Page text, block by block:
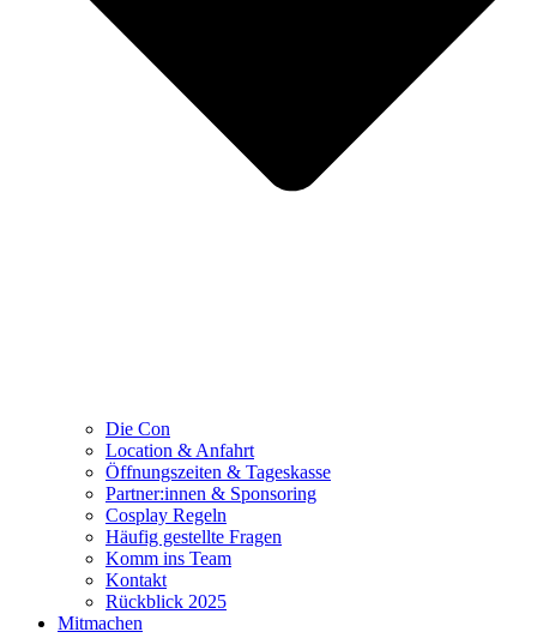
Die Con
Location & Anfahrt
Öffnungszeiten & Tageskasse
Partner:innen & Sponsoring
Cosplay Regeln
Häufig gestellte Fragen
Komm ins Team
Kontakt
Rückblick 2025
Mitmachen